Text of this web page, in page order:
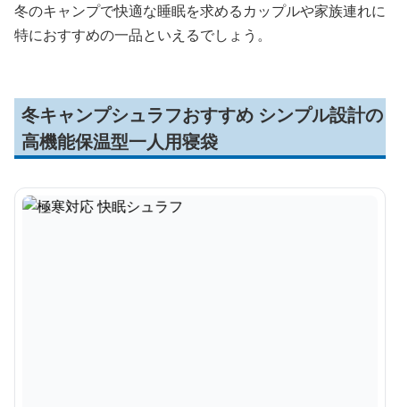
冬のキャンプで快適な睡眠を求めるカップルや家族連れに
特におすすめの一品といえるでしょう。
冬キャンプシュラフおすすめ シンプル設計の
高機能保温型一人用寝袋